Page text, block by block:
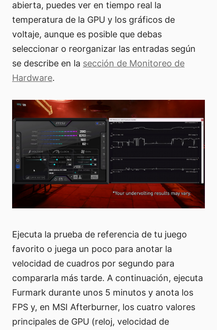
abierta, puedes ver en tiempo real la
temperatura de la GPU y los gráficos de
voltaje, aunque es posible que debas
seleccionar o reorganizar las entradas según
se describe en la sección de Monitoreo de
Hardware.
Ejecuta la prueba de referencia de tu juego
favorito o juega un poco para anotar la
velocidad de cuadros por segundo para
compararla más tarde. A continuación, ejecuta
Furmark durante unos 5 minutos y anota los
FPS y, en MSI Afterburner, los cuatro valores
principales de GPU (reloj, velocidad de